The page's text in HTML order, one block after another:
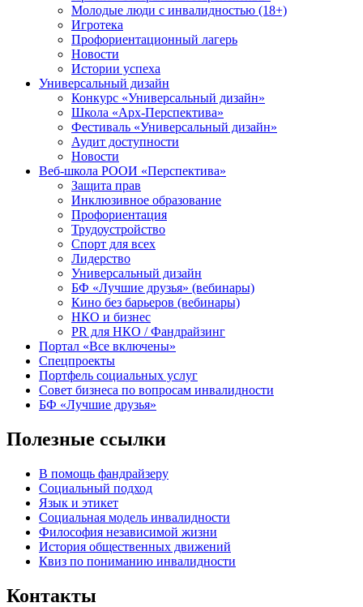
Молодые люди с инвалидностью (18+)
Игротека
Профориентационный лагерь
Новости
Истории успеха
Универсальный дизайн
Конкурс «Универсальный дизайн»
Школа «Арх-Перспектива»
Фестиваль «Универсальный дизайн»
Аудит доступности
Новости
Веб-школа РООИ «Перспектива»
Защита прав
Инклюзивное образование
Профориентация
Трудоустройство
Спорт для всех
Лидерство
Универсальный дизайн
БФ «Лучшие друзья» (вебинары)
Кино без барьеров (вебинары)
НКО и бизнес
PR для НКО / Фандрайзинг
Портал «Все включены»
Спецпроекты
Портфель социальных услуг
Совет бизнеса по вопросам инвалидности
БФ «Лучшие друзья»
Полезные ссылки
В помощь фандрайзеру
Социальный подход
Язык и этикет
Социальная модель инвалидности
Философия независимой жизни
История общественных движений
Квиз по пониманию инвалидности
Контакты